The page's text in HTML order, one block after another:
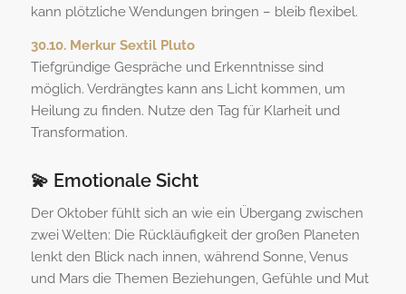
kann plötzliche Wendungen bringen – bleib flexibel.
30.10. Merkur Sextil Pluto
Tiefgründige Gespräche und Erkenntnisse sind
möglich. Verdrängtes kann ans Licht kommen, um
Heilung zu finden. Nutze den Tag für Klarheit und
Transformation.
💫 Emotionale Sicht
Der Oktober fühlt sich an wie ein Übergang zwischen
zwei Welten: Die Rückläufigkeit der großen Planeten
lenkt den Blick nach innen, während Sonne, Venus
und Mars die Themen Beziehungen, Gefühle und Mut